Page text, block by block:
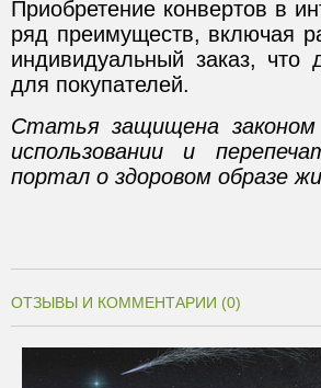
Приобретение конвертов в
ряд преимуществ, включая
индивидуальный заказ, что
для покупателей.
Статья защищена
использовании и
портал о здоровом образе
ОТЗЫВЫ И КОММЕНТАРИИ (0)